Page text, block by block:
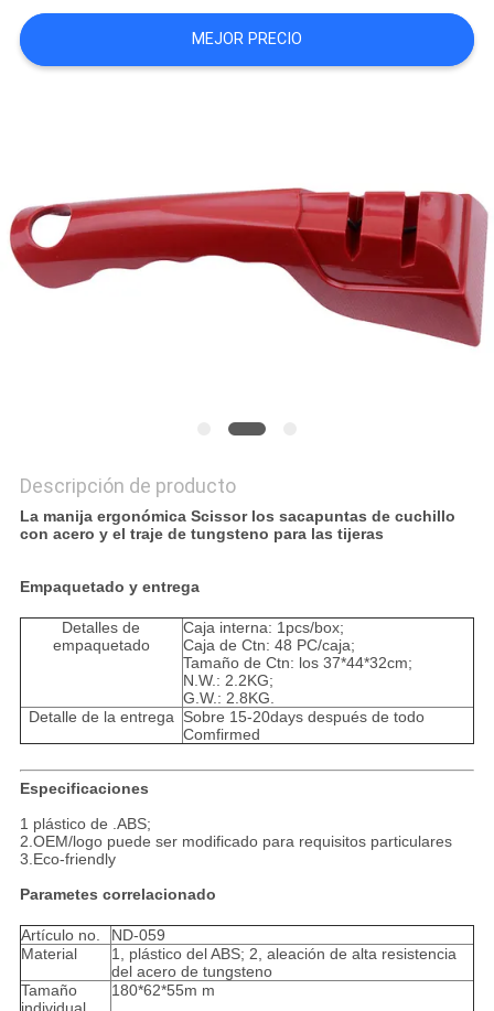
NOTICIAS
SOLICITAR
UNA
PRIVACY
MEJOR PRECIO
Descripción de producto
La manija ergonómica Scissor los sacapuntas de cuchillo
con acero y el traje de tungsteno para las tijeras
Empaquetado y entrega
Detalles de
empaquetado
Caja interna: 1pcs/box;
Caja de Ctn: 48 PC/caja;
Tamaño de Ctn: los 37*44*32cm;
N.W.: 2.2KG;
G.W.: 2.8KG.
Detalle de la entrega Sobre 15-20days después de todo
Comfirmed
Especificaciones
1 plástico de .ABS;
2.OEM/logo puede ser modificado para requisitos particulares
3.Eco-friendly
Parametes correlacionado
Artículo no.
ND-059
Material
1, plástico del ABS; 2, aleación de alta resistencia
del acero de tungsteno
Tamaño
180*62*55m m